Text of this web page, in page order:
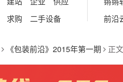
求购
二手设备
前沿
《包装前沿》2015年第一期 正文